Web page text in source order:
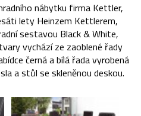
nábytku firma Kettler,
lety Heinzem Kettlerem,
sestavou Black & White,
vychází ze zaoblené řady
černá a bílá řada vyrobená
a stůl se skleněnou deskou.